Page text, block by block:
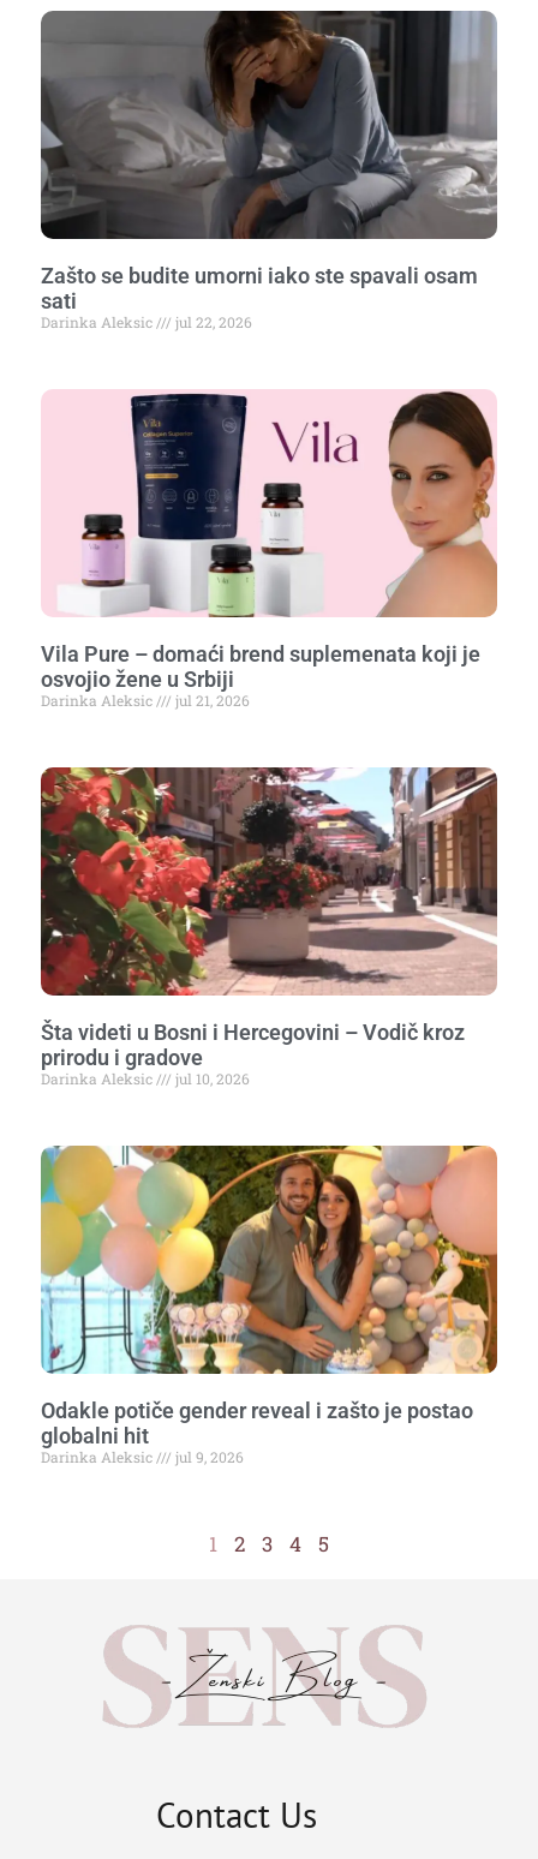
Zašto se budite umorni iako ste spavali osam
sati
Darinka Aleksic jul 22, 2026
Vila Pure – domaći brend suplemenata koji je
osvojio žene u Srbiji
Darinka Aleksic jul 21, 2026
Šta videti u Bosni i Hercegovini – Vodič kroz
prirodu i gradove
Darinka Aleksic jul 10, 2026
Odakle potiče gender reveal i zašto je postao
globalni hit
Darinka Aleksic jul 9, 2026
1 2 3 4 5
Contact Us